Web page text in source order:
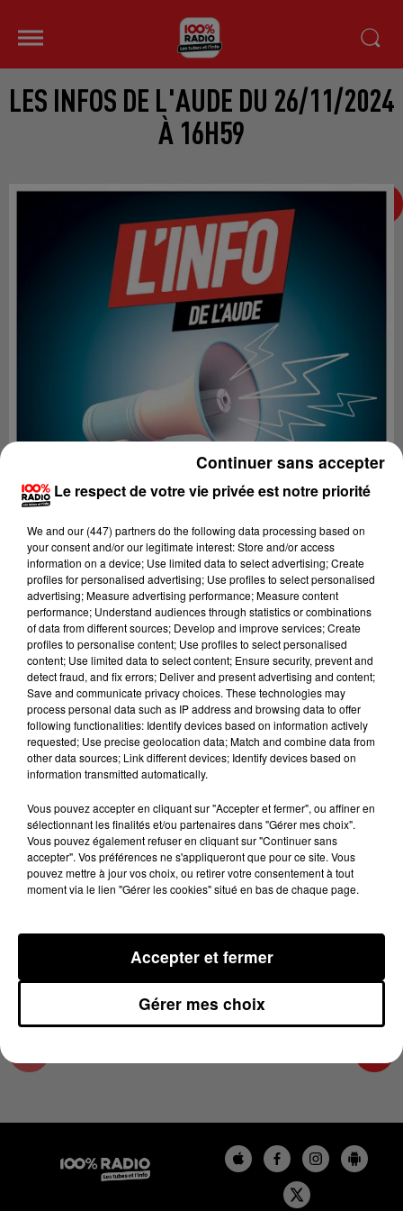
LES INFOS DE L'AUDE DU 26/11/2024
À 16H59
Lecture (4 min 18 sec)
100%
100% Radio les infos de l'Aude
26 novembre 2024 - 4 min 18 sec
LES INFOS DE L'AUDE DU 26/11/2024 À
16H59
Les infos de l'Aude
Le respect de votre vie privée est notre priorité
We and our (447) partnersdo the following data processing based on
your consent and/or our legitimate interest: Store and/or access
information on a device; Use limited data to select advertising; Create
profiles for personalised advertising; Use profiles to select personalised
advertising; Measure advertising performance; Measure content
performance; Understand audiences through statistics or combinations
of data from different sources; Develop and improve services; Create
profiles to personalise content; Use profiles to select personalised
content; Use limited data to select content; Ensure security, prevent and
detect fraud, and fix errors; Deliver and present advertising and content;
Save and communicate privacy choices. These technologies may
process personal data such as IP address and browsing data to offer
following functionalities: Identify devices based on information actively
requested; Use precise geolocation data; Match and combine data from
other data sources; Link different devices; Identify devices based on
information transmitted automatically.
Vous pouvez accepter en cliquant sur "Accepter et fermer", ou affiner en
sélectionnant les finalités et/ou partenaires dans "Gérer mes choix".
Vous pouvez également refuser en cliquant sur "Continuer sans
accepter". Vos préférences ne s'appliqueront que pour ce site. Vous
pouvez mettre à jour vos choix, ou retirer votre consentement à tout
moment via le lien "Gérer les cookies" situé en bas de chaque page.
Gérer mes choix
Accepter et fermer
Continuer sans accepter